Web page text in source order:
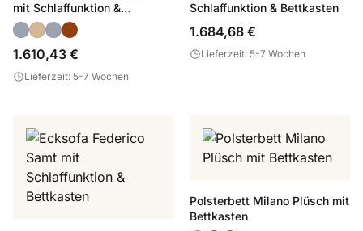
mit Schlaffunktion &
Bettkasten
1.610,43 €
Lieferzeit: 5-7 Wochen
Schlaffunktion & Bettkasten
1.684,68 €
Lieferzeit: 5-7 Wochen
Polsterbett Milano Plüsch mit
Bettkasten